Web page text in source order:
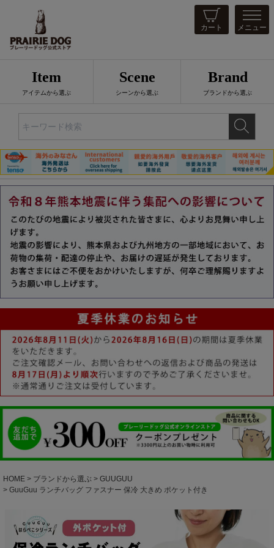
カート メニュー
Item
アイテムから選ぶ
Scene
シーンから選ぶ
Brand
ブランドから選ぶ
HOME ブランドから選ぶ
GUUGUU
GuuGuu ランチバッグ ファスナー 保冷 大きめ ポケット付き